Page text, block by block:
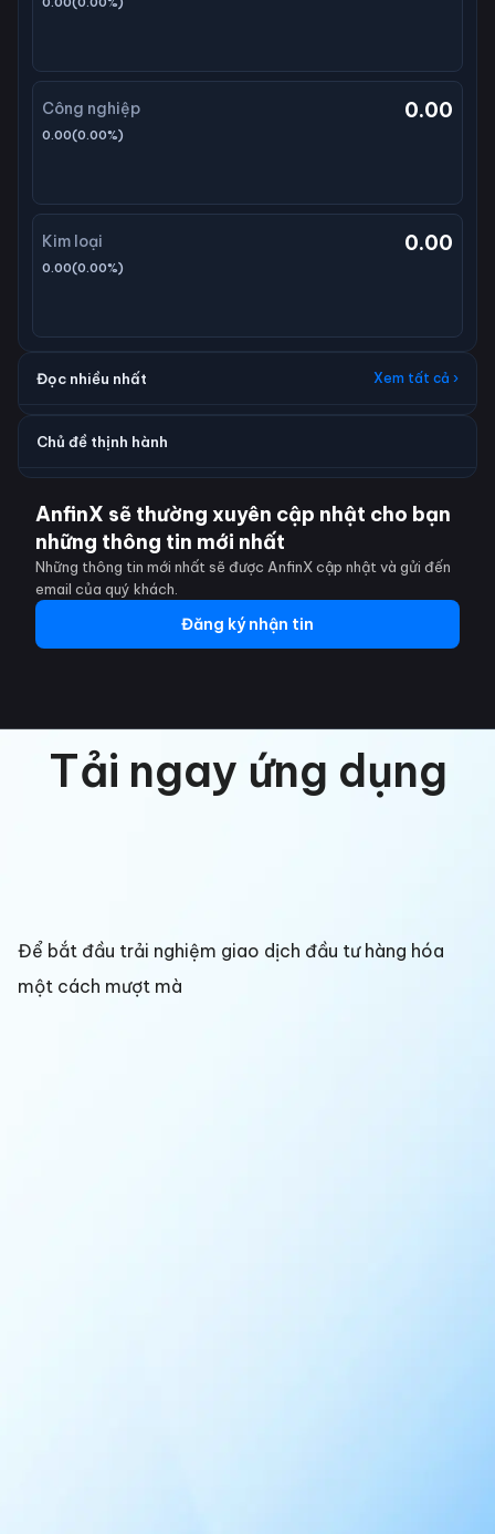
Công nghiệp 0.00
0.00(0.00%)
Kim loại 0.00
0.00(0.00%)
Đọc nhiều nhất Xem tất cả ›
Chủ đề thịnh hành
AnfinX sẽ thường xuyên cập nhật cho bạn
những thông tin mới nhất
Những thông tin mới nhất sẽ được AnfinX cập nhật và gửi đến
email của quý khách.
Đăng ký nhận tin
Tải ngay ứng dụng
Để bắt đầu trải nghiệm giao dịch đầu tư hàng hóa
một cách mượt mà